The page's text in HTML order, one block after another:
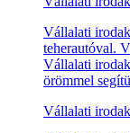
Vállalati
teherautóval.
Vállalati
örömmel
Vállalati